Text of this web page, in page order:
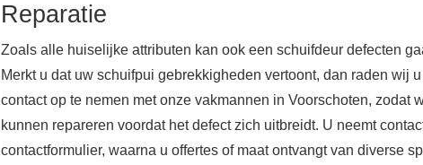
Reparatie
Zoals alle huiselijke attributen kan ook een schuifdeur defecten
Merkt u dat uw schuifpui gebrekkigheden vertoont, dan raden wij
contact op te nemen met onze vakmannen in Voorschoten, zodat
kunnen repareren voordat het defect zich uitbreidt. U neemt
contactformulier, waarna u offertes of maat ontvangt van diverse